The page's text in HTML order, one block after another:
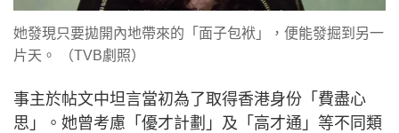
她發現只要拋開內地帶來的「面子包袱」，便能發掘到另一
片天。 （TVB劇照）
事主於帖文中坦言當初為了取得香港身份「費盡心
思」。她曾考慮「優才計劃」及「高才通」等不同類